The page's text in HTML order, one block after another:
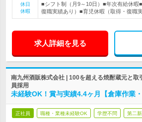
休日
休暇
■シフト制（月9～10日）■年次有給休暇
復職実績あり）■育児休暇（取得・復職
求人詳細を見る
南九州酒販株式会社 | 100を超える焼酎蔵元と
員採用
未経験OK！賞与実績4.4ヶ月【倉庫作業
正社員 職種・業種未経験OK 学歴不問 第二